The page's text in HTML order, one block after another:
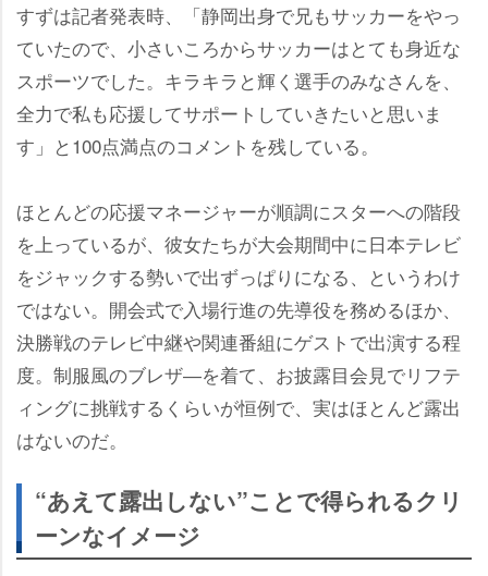
すずは記者発表時、「静岡出身で兄もサッカーをやっ
ていたので、小さいころからサッカーはとても身近な
スポーツでした。キラキラと輝く選手のみなさんを、
全力で私も応援してサポートしていきたいと思いま
す」と100点満点のコメントを残している。
ほとんどの応援マネージャーが順調にスターへの階段
を上っているが、彼女たちが大会期間中に日本テレビ
をジャックする勢いで出ずっぱりになる、というわけ
ではない。開会式で入場行進の先導役を務めるほか、
決勝戦のテレビ中継や関連番組にゲストで出演する程
度。制服風のブレザ―を着て、お披露目会見でリフテ
ィングに挑戦するくらいが恒例で、実はほとんど露出
はないのだ。
“あえて露出しない”ことで得られるクリ
ーンなイメージ